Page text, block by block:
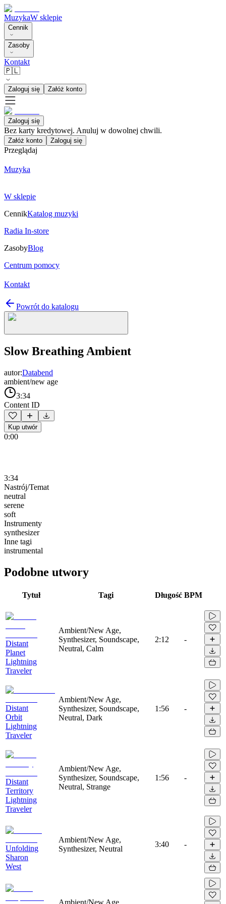
MuzykaW sklepie
Cennik
Zasoby
Kontakt
🇵🇱
Zaloguj się Załóż konto
Zaloguj się
Bez karty kredytowej. Anuluj w dowolnej chwili.
Załóż konto Zaloguj się
Przeglądaj
Muzyka
W sklepie
CennikKatalog muzyki
Radia In-store
ZasobyBlog
Centrum pomocy
Kontakt
Powrót do katalogu
Slow Breathing Ambient
autor:Databend
ambient/new age
3:34
Content ID
Kup utwór
0:00
3:34
Nastrój/Temat
neutral
serene
soft
Instrumenty
synthesizer
Inne tagi
instrumental
Podobne utwory
Tytuł Tagi Długość BPM
Distant
Planet
Lightning
Traveler
Ambient/New Age,
Synthesizer, Soundscape,
Neutral, Calm
2:12 -
Distant
Orbit
Lightning
Traveler
Ambient/New Age,
Synthesizer, Soundscape,
Neutral, Dark
1:56 -
Distant
Territory
Lightning
Traveler
Ambient/New Age,
Synthesizer, Soundscape,
Neutral, Strange
1:56 -
Unfolding
Sharon
West
Ambient/New Age,
Synthesizer, Neutral
3:40 -
Ambient/New Age,